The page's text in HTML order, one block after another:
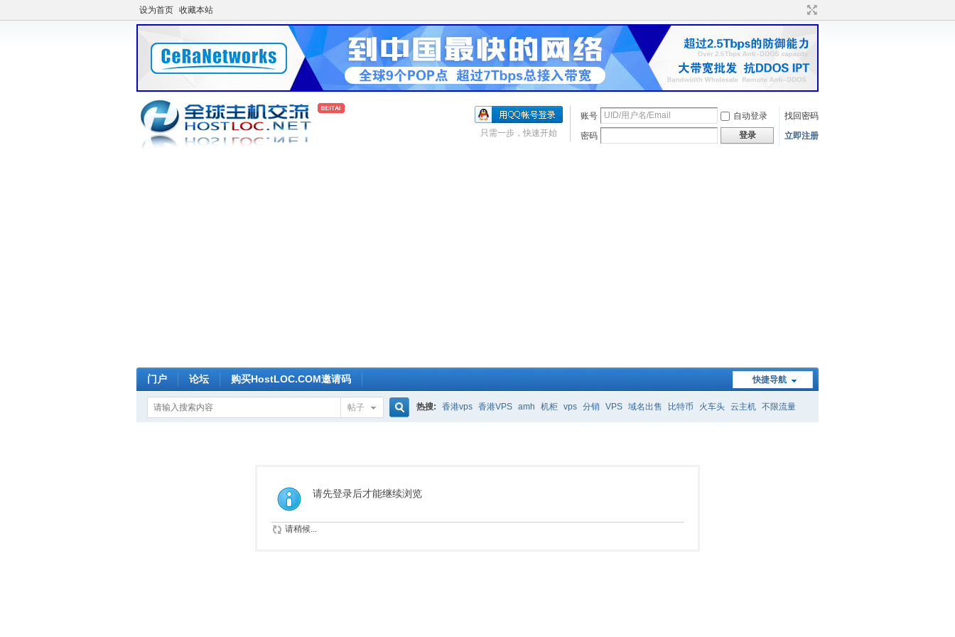
设为首页 收藏本站
账号 自动登录
找回密码
密码
登录 立即注册
只需一步，快速开始
快捷导航
门户 论坛 购买HostLOC.COM邀请码
帖子
索
热搜: 香港vps 香港VPS amh 机柜 vps 分销 VPS 域名出售 比特币 火车头 云主机 不限流量
请先登录后才能继续浏览
请稍候...